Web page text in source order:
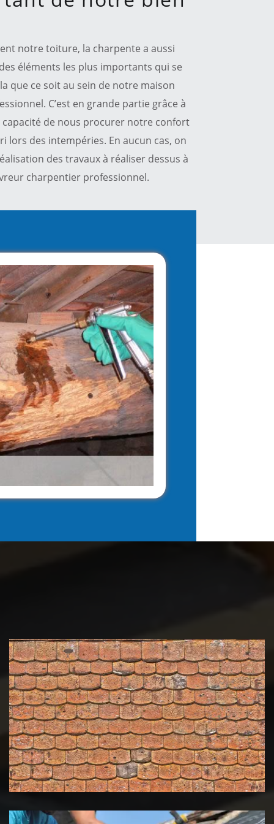
notre toiture, la charpente a aussi
éléments les plus importants qui se
que ce soit au sein de notre maison
C’est en grande partie grâce à
capacité de nous procurer notre confort
lors des intempéries. En aucun cas, on
des travaux à réaliser dessus à
charpentier professionnel.
Nettoyage et démoussage de
toiture 39 Jura